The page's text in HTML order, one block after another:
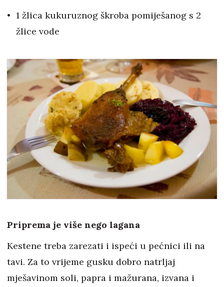
1 žlica kukuruznog škroba pomiješanog s 2
žlice vode
Priprema je više nego lagana
Kestene treba zarezati i ispeći u pećnici ili na
tavi. Za to vrijeme gusku dobro natrljaj
mješavinom soli, papra i mažurana, izvana i